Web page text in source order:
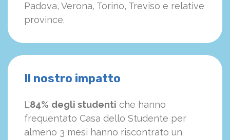
Padova, Verona, Torino, Treviso e relative
province.
Il nostro impatto
L’84% degli studenti che hanno
frequentato Casa dello Studente per
almeno 3 mesi hanno riscontrato un